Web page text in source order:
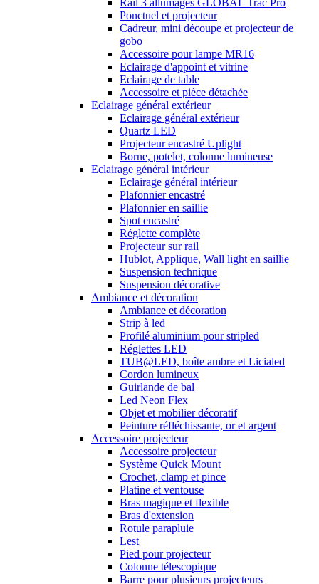
Rail 3 allumages GLOBAL Trac Pro
Ponctuel et projecteur
Cadreur, mini découpe et projecteur de
gobo
Accessoire pour lampe MR16
Eclairage d'appoint et vitrine
Eclairage de table
Accessoire et pièce détachée
Eclairage général extérieur
Eclairage général extérieur
Quartz LED
Projecteur encastré Uplight
Borne, potelet, colonne lumineuse
Eclairage général intérieur
Eclairage général intérieur
Plafonnier encastré
Plafonnier en saillie
Spot encastré
Réglette complète
Projecteur sur rail
Hublot, Applique, Wall light en saillie
Suspension technique
Suspension décorative
Ambiance et décoration
Ambiance et décoration
Strip à led
Profilé aluminium pour stripled
Réglettes LED
TUB@LED, boîte ambre et Licialed
Cordon lumineux
Guirlande de bal
Led Neon Flex
Objet et mobilier décoratif
Peinture réfléchissante, or et argent
Accessoire projecteur
Accessoire projecteur
Système Quick Mount
Crochet, clamp et pince
Platine et ventouse
Bras magique et flexible
Bras d'extension
Rotule parapluie
Lest
Pied pour projecteur
Colonne télescopique
Barre pour plusieurs projecteurs